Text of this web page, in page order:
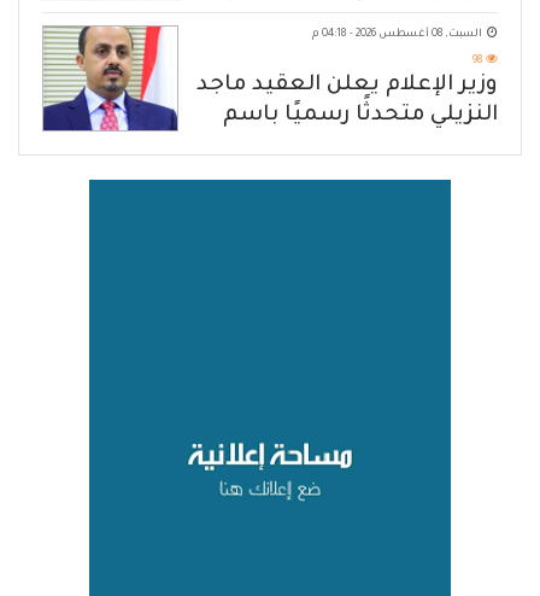
العسكرية بمأرب
السبت, 08 أغسطس 2026 - 04:18 م
98
وزير الإعلام يعلن العقيد ماجد
النزيلي متحدثًا رسميًا باسم